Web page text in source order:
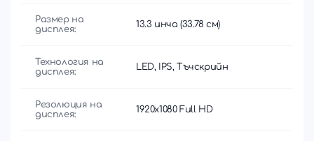
Размер на
дисплея:
13.3 инча (33.78 см)
Технология на
дисплея:
LED, IPS, Тъчскрийн
Резолюция на
дисплея:
1920x1080 Full HD